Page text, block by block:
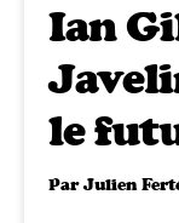
Ian
le
ParJulien